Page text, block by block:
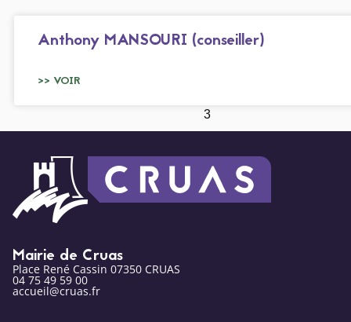
Anthony MANSOURI (conseiller)
>> VOIR
3
Mairie de Cruas
Place René Cassin 07350 CRUAS
04 75 49 59 00
accueil@cruas.fr